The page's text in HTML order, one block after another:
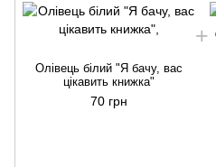
Олівець білий "Я бачу, вас
цікавить книжка"
70 грн